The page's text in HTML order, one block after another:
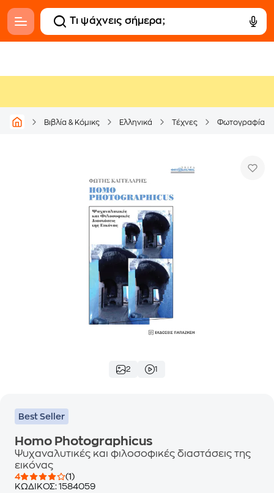
Βιβλία & Κόμικς Ελληνικά Τέχνες Φωτογραφία -
2 1
Best Seller
Homo Photographicus
Ψυχαναλυτικές και φιλοσοφικές διαστάσεις της
εικόνας
4
(1)
ΚΩΔΙΚΟΣ: 1584059